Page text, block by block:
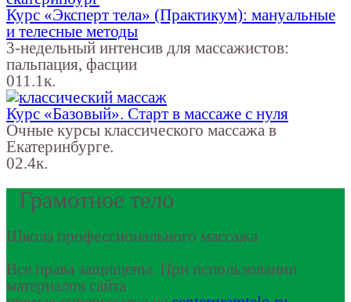
Курс «Эксперт тела» (Практикум): мануальные
и телесные методы
3-недельный интенсив для массажистов:
пальпация, фасции
011.1к.
Курс «Базовый». Старт в массаже с нуля
Очные курсы классического массажа в
Екатеринбурге.
02.4к.
Грамотное тело
Школа профессионального массажа
Все права защищены. При использовании
материалов сайта